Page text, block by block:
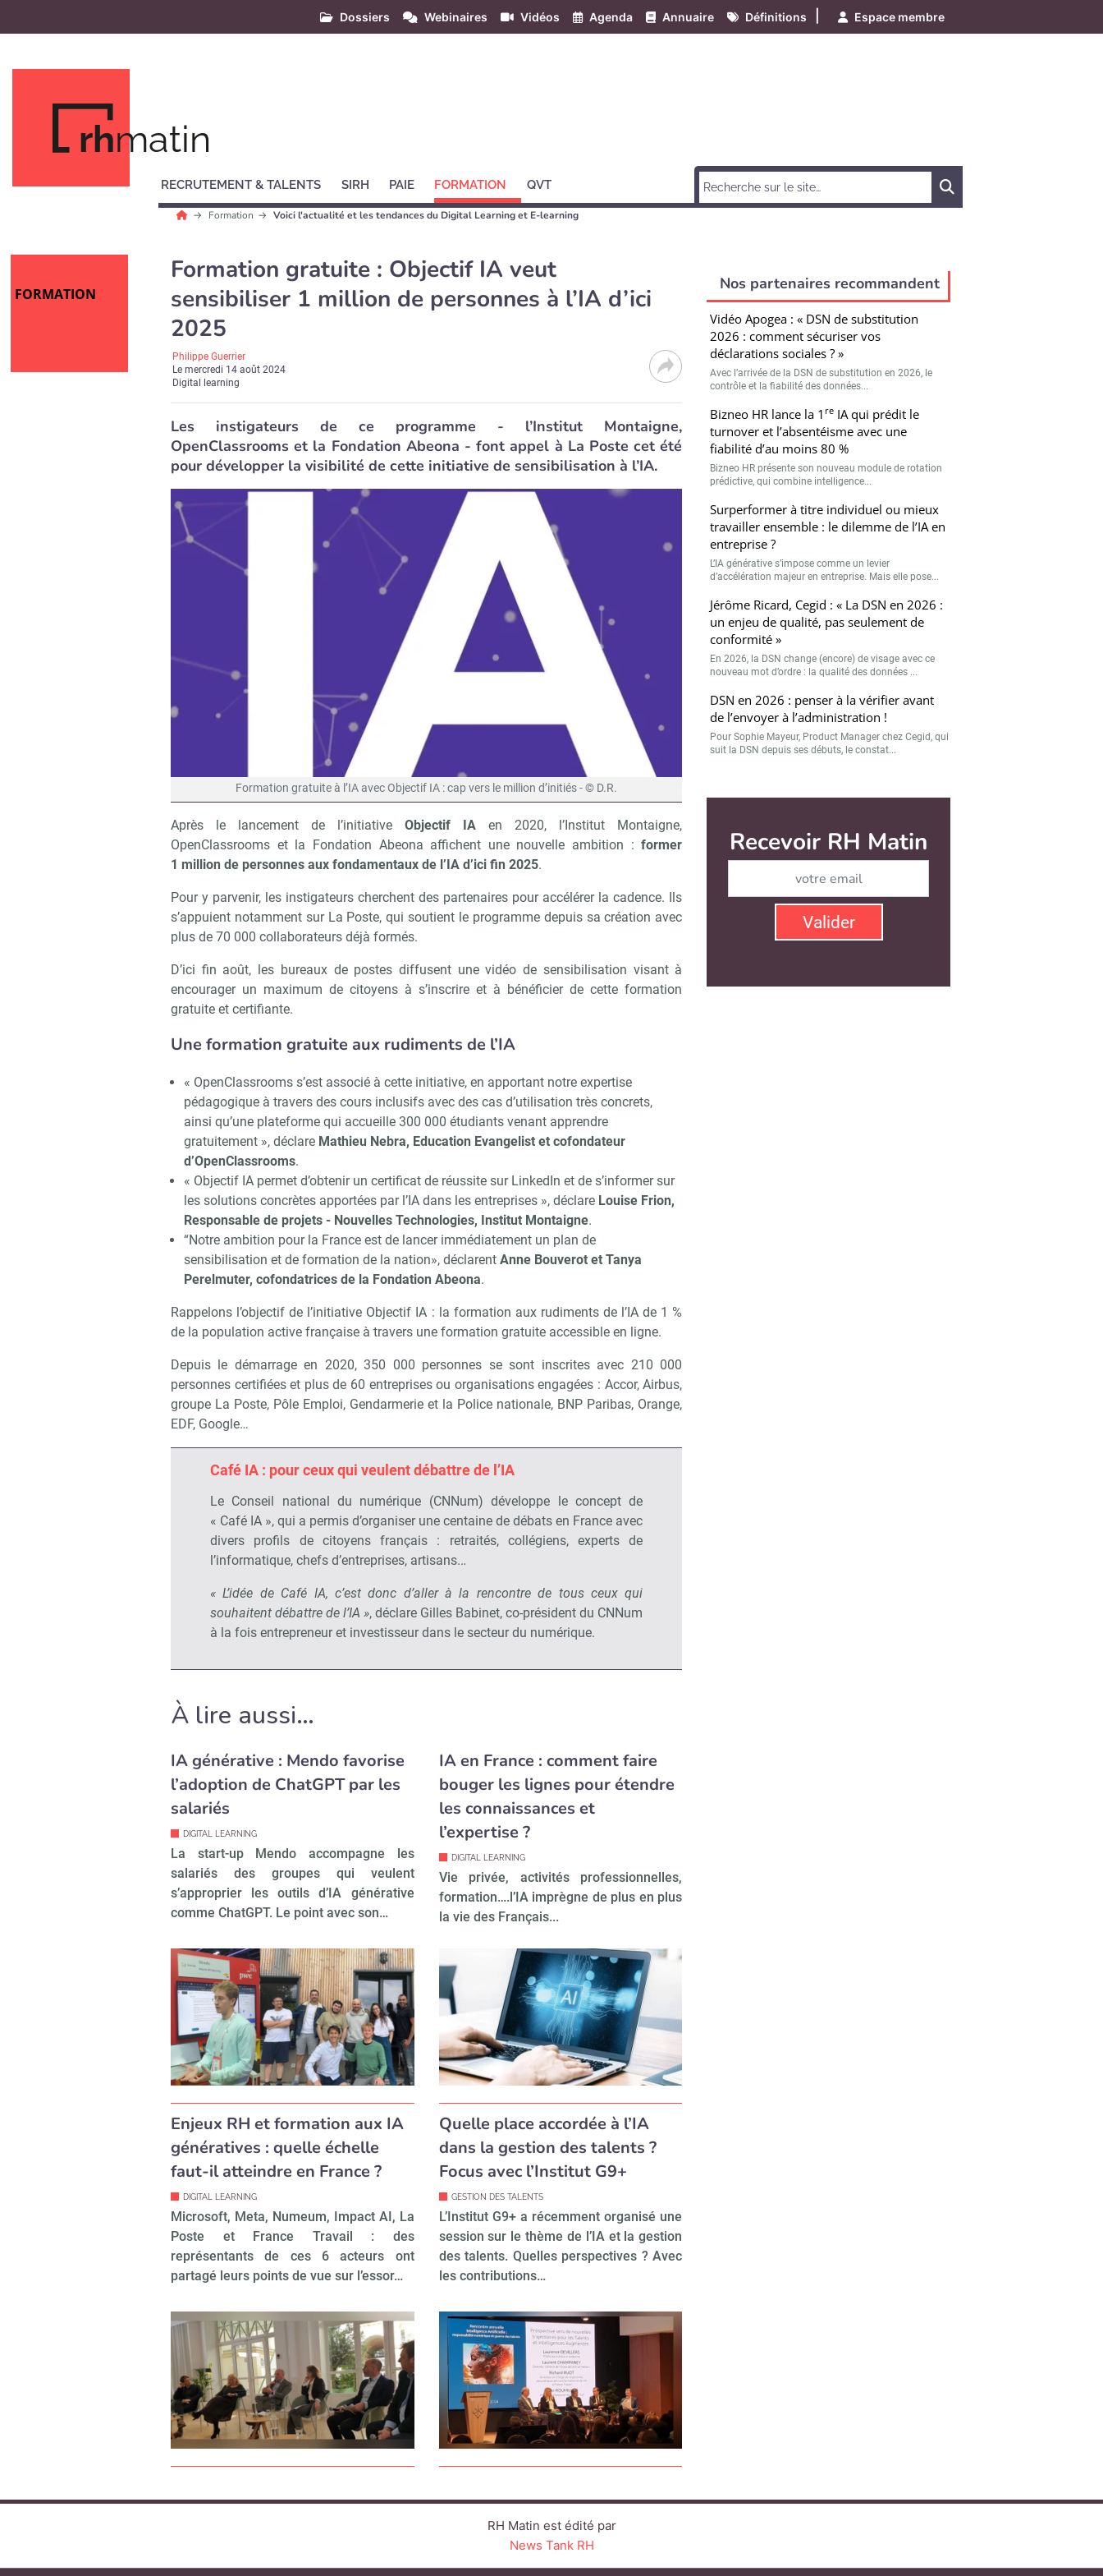
Dossiers Webinaires Vidéos Agenda Annuaire Définitions Espace membre
rhmatin
RECRUTEMENT & TALENTS SIRH PAIE FORMATION QVT
Formation Voici l'actualité et les tendances du Digital Learning et E-learning
FORMATION
Formation gratuite : Objectif IA veut
sensibiliser 1 million de personnes à l’IA d’ici
2025
Philippe Guerrier
Lemercredi 14 août 2024
Digital learning
Les instigateurs de ce programme - l’Institut Montaigne,
OpenClassrooms et la Fondation Abeona - font appel à La Poste cet été
pour développer la visibilité de cette initiative de sensibilisation à l’IA.
Formation gratuite à l’IA avec Objectif IA : cap vers le million d’initiés - © D.R.
Après le lancement de l’initiativeObjectif IA en 2020, l’Institut Montaigne,
OpenClassrooms et la Fondation Abeona affichent une nouvelle ambition :former
1 million de personnes aux fondamentaux de l’IA d’ici fin 2025.
Pour y parvenir, les instigateurs cherchent des partenaires pour accélérer la cadence. Ils
s’appuient notamment sur La Poste, qui soutient le programme depuis sa création avec
plus de 70 000 collaborateurs déjà formés.
D’ici fin août, les bureaux de postes diffusent une vidéo de sensibilisation visant à
encourager un maximum de citoyens à s’inscrire et à bénéficier de cette formation
gratuite et certifiante.
Une formation gratuite aux rudiments de l’IA
« OpenClassrooms s’est associé à cette initiative, en apportant notre expertise
pédagogique à travers des cours inclusifs avec des cas d’utilisation très concrets,
ainsi qu’une plateforme qui accueille 300 000 étudiants venant apprendre
gratuitement », déclare Mathieu Nebra, Education Evangelist et cofondateur
d’OpenClassrooms.
« Objectif IA permet d’obtenir un certificat de réussite sur LinkedIn et de s’informer sur
les solutions concrètes apportées par l’IA dans les entreprises », déclareLouise Frion,
Responsable de projets - Nouvelles Technologies, Institut Montaigne.
“Notre ambition pour la France est de lancer immédiatement un plan de
sensibilisation et de formation de la nation», déclarentAnne Bouverot et Tanya
Perelmuter, cofondatrices de la Fondation Abeona.
Rappelons l’objectif de l’initiative Objectif IA : la formation aux rudiments de l’IA de 1 %
de la population active française à travers une formation gratuite accessible en ligne.
Depuis le démarrage en 2020, 350 000 personnes se sont inscrites avec 210 000
personnes certifiées et plus de 60 entreprises ou organisations engagées : Accor, Airbus,
groupe La Poste, Pôle Emploi, Gendarmerie et la Police nationale, BNP Paribas, Orange,
EDF, Google…
Café IA : pour ceux qui veulent débattre de l’IA
Le Conseil national du numérique (CNNum) développe le concept de
« Café IA », qui a permis d’organiser une centaine de débats en France avec
divers profils de citoyens français : retraités, collégiens, experts de
l’informatique, chefs d’entreprises, artisans...
« L’idée de Café IA, c’est donc d’aller à la rencontre de tous ceux qui
souhaitent débattre de l’IA », déclare Gilles Babinet, co-président du CNNum
à la fois entrepreneur et investisseur dans le secteur du numérique.
À lire aussi…
IA générative : Mendo favorise
l’adoption de ChatGPT par les
salariés
DIGITAL LEARNING
La start-up Mendo accompagne les
salariés des groupes qui veulent
s’approprier les outils d’IA générative
comme ChatGPT. Le point avec son…
IA en France : comment faire
bouger les lignes pour étendre
les connaissances et
l’expertise ?
DIGITAL LEARNING
Vie privée, activités professionnelles,
formation….l’IA imprègne de plus en plus
la vie des Français...
Enjeux RH et formation aux IA
génératives : quelle échelle
faut-il atteindre en France ?
DIGITAL LEARNING
Microsoft, Meta, Numeum, Impact AI, La
Poste et France Travail : des
représentants de ces 6 acteurs ont
partagé leurs points de vue sur l’essor…
Quelle place accordée à l’IA
dans la gestion des talents ?
Focus avec l’Institut G9+
GESTION DES TALENTS
L’Institut G9+ a récemment organisé une
session sur le thème de l’IA et la gestion
des talents. Quelles perspectives ? Avec
les contributions…
Nos partenaires recommandent
Vidéo Apogea : « DSN de substitution
2026 : comment sécuriser vos
déclarations sociales ? »
Avec l’arrivée de la DSN de substitution en 2026, le
contrôle et la fiabilité des données...
Bizneo HR lance la 1 reIA qui prédit le
turnover et l’absentéisme avec une
fiabilité d’au moins 80 %
Bizneo HR présente son nouveau module de rotation
prédictive, qui combine intelligence...
Surperformer à titre individuel ou mieux
travailler ensemble : le dilemme de l’IA en
entreprise ?
L’IA générative s’impose comme un levier
d’accélération majeur en entreprise. Mais elle pose...
Jérôme Ricard, Cegid : « La DSN en 2026 :
un enjeu de qualité, pas seulement de
conformité »
En 2026, la DSN change (encore) de visage avec ce
nouveau mot d’ordre : la qualité des données ...
DSN en 2026 : penser à la vérifier avant
de l’envoyer à l’administration !
Pour Sophie Mayeur, Product Manager chez Cegid, qui
suit la DSN depuis ses débuts, le constat...
Recevoir RH Matin Abonnez-vous à notre newsletter
Non merci, je reçois déjà !
RH Matin est édité par
News Tank RH